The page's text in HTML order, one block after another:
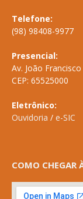
Telefone:
(98) 98408-9977
Presencial:
Av. João
CEP: 65525000
Eletrônico:
Ouvidoria / e-SIC
COMO CHEGAR